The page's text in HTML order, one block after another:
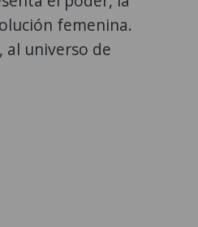
femenina.
al universo de